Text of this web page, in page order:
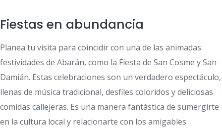
Fiestas en abundancia
Planea tu visita para coincidir con una de las animadas
festividades de Abarán, como la Fiesta de San Cosme y San
Damián. Estas celebraciones son un verdadero espectáculo,
llenas de música tradicional, desfiles coloridos y deliciosas
comidas callejeras. Es una manera fantástica de sumergirte
en la cultura local y relacionarte con los amigables